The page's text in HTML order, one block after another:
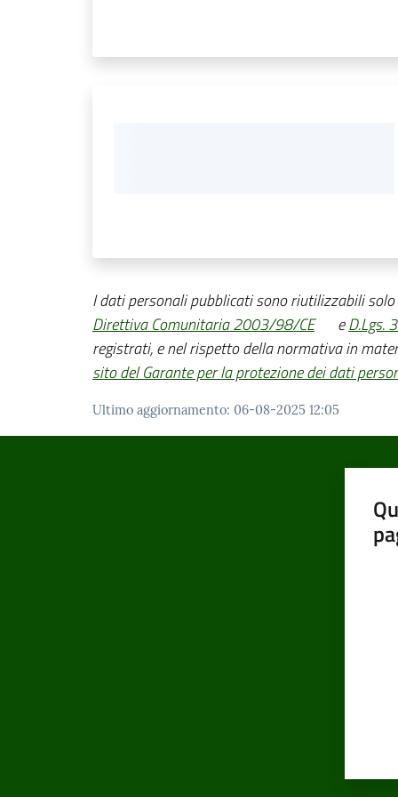
I dati personali pubblicati sono riutilizzabili
Direttiva Comunitaria 2003/98/CE
eD.Lgs.
registrati, e nel rispetto della normativa in
sito del Garante per la protezione dei dati
Ultimo aggiornamento: 06-08-2025 12:05